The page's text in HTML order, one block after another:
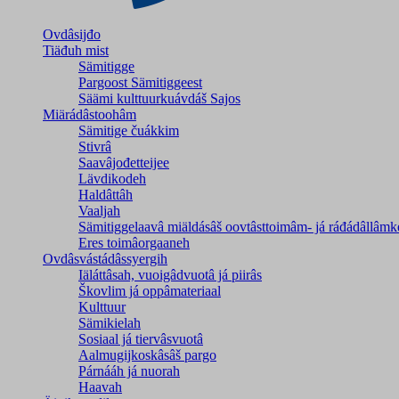
Ovdâsijđo
Tiäđuh mist
Sämitigge
Pargoost Sämitiggeest
Säämi kulttuurkuávdáš Sajos
Miärádâstoohâm
Sämitige čuákkim
Stivrâ
Saavâjođetteijee
Lävdikodeh
Haldâttâh
Vaaljah
Sämitiggelaavâ miäldásâš oovtâsttoimâm- já
Eres toimâorgaaneh
Ovdâsvástádâssyergih
Iäláttâsah, vuoigâdvuotâ já piirâs
Škovlim já oppâmateriaal
Kulttuur
Sämikielah
Sosiaal já tiervâsvuotâ
Aalmugijkoskâsâš pargo
Párnááh já nuorah
Haavah